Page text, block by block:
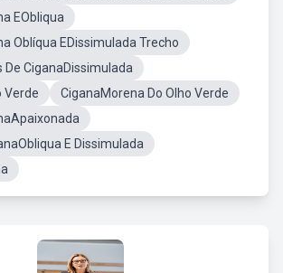
EObliqua
Oblíqua EDissimulada Trecho
De CiganaDissimulada
Verde
CiganaMorena Do Olho Verde
E Dissimulada